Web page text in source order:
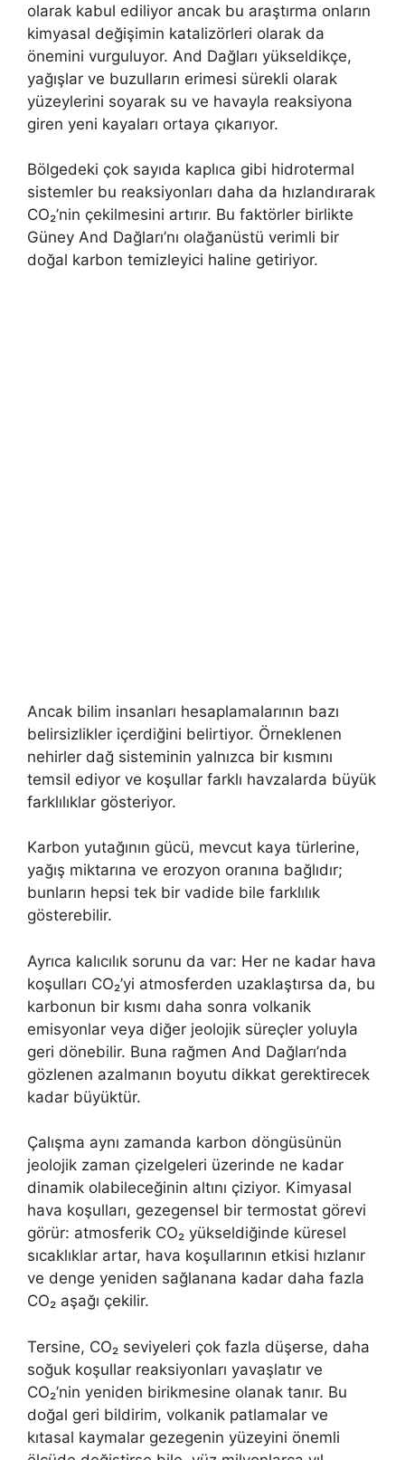
olarak kabul ediliyor ancak bu araştırma onların
kimyasal değişimin katalizörleri olarak da
önemini vurguluyor. And Dağları yükseldikçe,
yağışlar ve buzulların erimesi sürekli olarak
yüzeylerini soyarak su ve havayla reaksiyona
giren yeni kayaları ortaya çıkarıyor.
Bölgedeki çok sayıda kaplıca gibi hidrotermal
sistemler bu reaksiyonları daha da hızlandırarak
CO₂’nin çekilmesini artırır. Bu faktörler birlikte
Güney And Dağları’nı olağanüstü verimli bir
doğal karbon temizleyici haline getiriyor.
Ancak bilim insanları hesaplamalarının bazı
belirsizlikler içerdiğini belirtiyor. Örneklenen
nehirler dağ sisteminin yalnızca bir kısmını
temsil ediyor ve koşullar farklı havzalarda büyük
farklılıklar gösteriyor.
Karbon yutağının gücü, mevcut kaya türlerine,
yağış miktarına ve erozyon oranına bağlıdır;
bunların hepsi tek bir vadide bile farklılık
gösterebilir.
Ayrıca kalıcılık sorunu da var: Her ne kadar hava
koşulları CO₂’yi atmosferden uzaklaştırsa da, bu
karbonun bir kısmı daha sonra volkanik
emisyonlar veya diğer jeolojik süreçler yoluyla
geri dönebilir. Buna rağmen And Dağları’nda
gözlenen azalmanın boyutu dikkat gerektirecek
kadar büyüktür.
Çalışma aynı zamanda karbon döngüsünün
jeolojik zaman çizelgeleri üzerinde ne kadar
dinamik olabileceğinin altını çiziyor. Kimyasal
hava koşulları, gezegensel bir termostat görevi
görür: atmosferik CO₂ yükseldiğinde küresel
sıcaklıklar artar, hava koşullarının etkisi hızlanır
ve denge yeniden sağlanana kadar daha fazla
CO₂ aşağı çekilir.
Tersine, CO₂ seviyeleri çok fazla düşerse, daha
soğuk koşullar reaksiyonları yavaşlatır ve
CO₂’nin yeniden birikmesine olanak tanır. Bu
doğal geri bildirim, volkanik patlamalar ve
kıtasal kaymalar gezegenin yüzeyini önemli